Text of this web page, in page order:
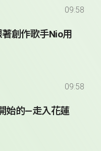
09:58
創作歌手Nio用
09:58
始的—走入花蓮